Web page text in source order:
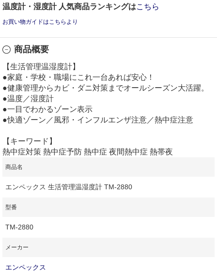
温度計・湿度計 人気商品ランキングはこちら
お買い物ガイドはこちらより
商品概要
【生活管理温湿度計】
●家庭・学校・職場にこれ一台あれば安心！
●健康管理からカビ・ダニ対策までオールシーズン大活躍。
●温度／湿度計
●一目でわかるゾーン表示
●快適ゾーン／風邪・インフルエンザ注意／熱中症注意
【キーワード】
熱中症対策 熱中症予防 熱中症 夜間熱中症 熱帯夜
商品名
エンペックス 生活管理温湿度計 TM‐2880
型番
TM‐2880
メーカー
エンペックス